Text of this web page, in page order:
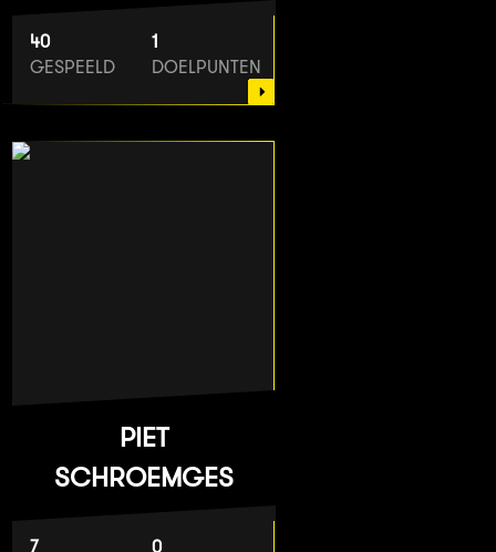
40
GESPEELD
1
DOELPUNTEN
PIET
SCHROEMGES
7
0